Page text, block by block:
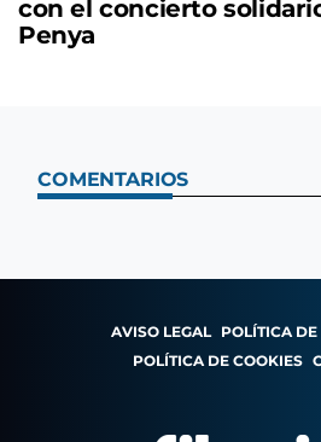
con el concierto
Penya
COMENTARIOS
AVISO LEGAL POLÍTICA
POLÍTICA DE COOKIES